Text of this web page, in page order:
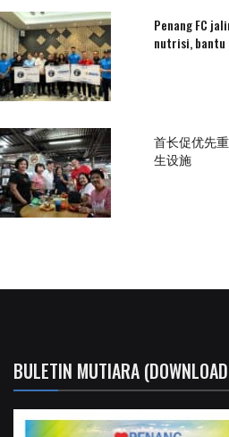
Penang FC
nutrisi,
首长促优先
生设施
BULETIN MUTIARA